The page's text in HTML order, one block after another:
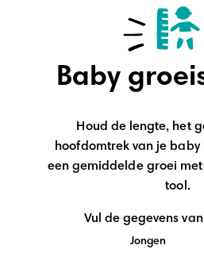
Baby
Houd de lengte, het
hoofdomtrek van je
een gemiddelde groei
tool.
Vul de gegevens
Jongen